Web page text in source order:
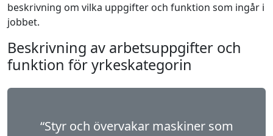
beskrivning om vilka uppgifter och funktion som ingår i
jobbet.
Beskrivning av arbetsuppgifter och
funktion för yrkeskategorin
“Styr och övervakar maskiner som